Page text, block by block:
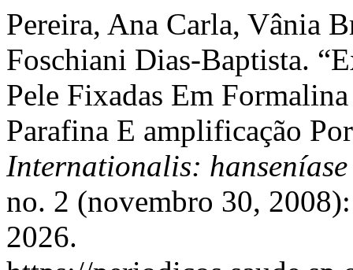
Pereira, Ana Carla, Vânia
Foschiani Dias-Baptista.
Pele Fixadas Em
Parafina E amplificação
Internationalis:
no. 2 (novembro 30,
2026.